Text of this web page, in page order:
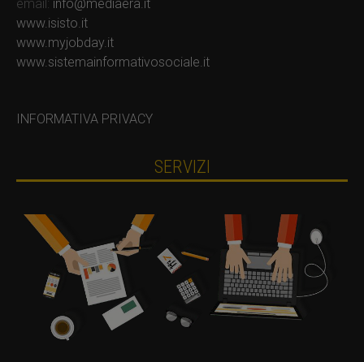
email: info@mediaera.it
www.isisto.it
www.myjobday.it
www.sistemainformativosociale.it
INFORMATIVA PRIVACY
SERVIZI